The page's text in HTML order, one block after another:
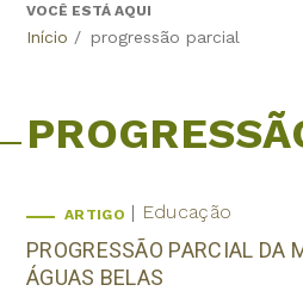
BackVOCÊ ESTÁ AQUI
Início / progressão parcial
ARTIGO Educação
PROGRESSÃO PARCIAL DA
ÁGUAS BELAS